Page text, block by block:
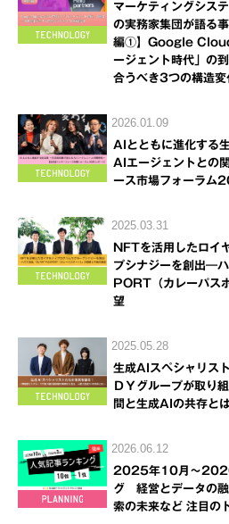
マーケティングシス
の実務家集団が語る
編①】Google
ージェント時代」の
合うべき3つの構造変
2026.01.09
AIとともに進化する
AIエージェントとの
ース市場フォーラム
2025.03.31
NFTを活用したロイ
プシナジーを創出―
PORT（カレーパス
望
2025.05.28
生成AIスペシャリス
ＤＹグループが取り
間と生成AIの共存と
2026.06.12
2025年10月～2026
グ 経営とデータの
索の未来など 注目の